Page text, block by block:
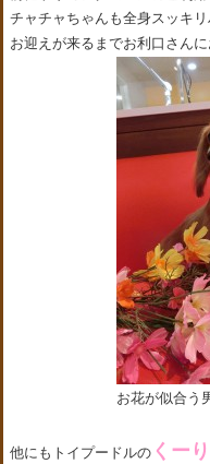
チャチャちゃんも全身スッキ
お迎えが来るまでお利口さんに
お花が似合う
他にもトイプードルの くー